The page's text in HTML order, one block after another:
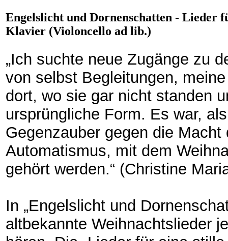
Engelslicht und Dornenschatten - Lieder
Klavier (Violoncello ad lib.)
„Ich suchte neue Zugänge zu
von selbst Begleitungen,
dort, wo sie gar nicht standen
ursprüngliche Form. Es war,
Gegenzauber gegen die
Automatismus, mit dem
gehört werden.“ (Christine
In „Engelslicht und
altbekannte Weihnachtslieder